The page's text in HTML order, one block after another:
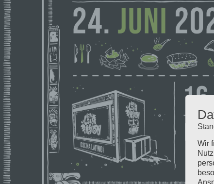
Wir